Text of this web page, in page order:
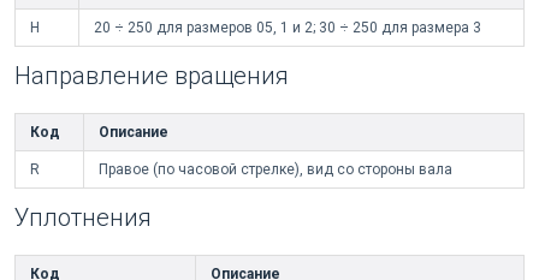
H 20 ÷ 250 для размеров 05, 1 и 2; 30 ÷ 250 для размера 3
Направление вращения
Код Описание
R Правое (по часовой стрелке), вид со стороны вала
Уплотнения
Код Описание